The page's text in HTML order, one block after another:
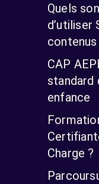
Quels
d’utiliser
contenus
CAP
standard
enfance
Charge ?